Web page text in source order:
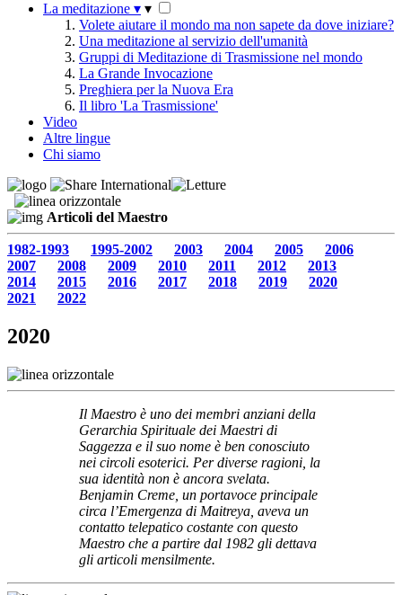
La meditazione ▾ ▾
Volete aiutare il mondo ma non sapete da dove iniziare?
Una meditazione al servizio dell'umanità
Gruppi di Meditazione di Trasmissione nel mondo
La Grande Invocazione
Preghiera per la Nuova Era
Il libro 'La Trasmissione'
Video
Altre lingue
Chi siamo
Articoli del Maestro
1982-1993 1995-2002 2003 2004 2005
2006
2007
2008 2009 2010 2011 2012
2013
2014
2015 2016 2017 2018 2019
2020
2021
2022
2020
Il Maestro è uno dei membri anziani della
Gerarchia Spirituale dei Maestri di
Saggezza e il suo nome è ben conosciuto
nei circoli esoterici. Per diverse ragioni, la
sua identità non è ancora svelata.
Benjamin Creme, un portavoce principale
circa l’Emergenza di Maitreya, aveva un
contatto telepatico costante con questo
Maestro che a partire dal 1982 gli dettava
gli articoli mensilmente.